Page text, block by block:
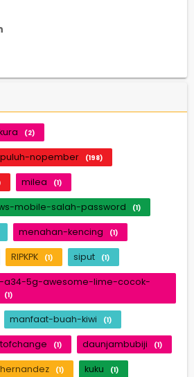
(2)
nopember (198)
milea (1)
mobile-salah-password (1)
menahan-kencing (1)
RIPKPK (1) siput (1)
a34-5g-awesome-lime-cocok-
(1)
manfaat-buah-kiwi (1)
(1) daunjambubiji (1)
(1) kuku (1)